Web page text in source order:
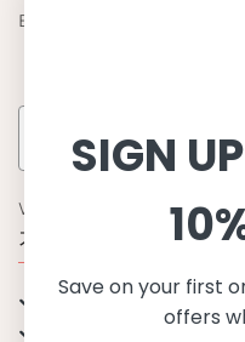
Become a retailer
WHY CHOOSE US?
기능성과 품질, 그리고
UPF 50+ 최고 수준 UV
이탈리아산 최고급 원단
SIGN
Save on your first
offers